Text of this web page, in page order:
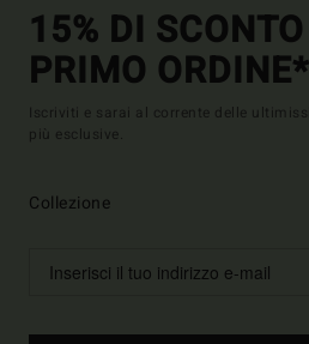
15% DI
PRIMO ORDINE*
Iscriviti e sarai al corrente delle
più esclusive.
Collezione